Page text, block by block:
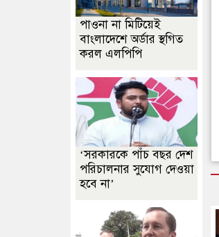
পাওনা না মিটিয়েই
বাংলাদেশে অর্ডার স্থগিত
করল এলপিপি
‘সরকারকে পাঁচ বছর দেশ
পরিচালনার সুযোগ দেওয়া
হবে না’